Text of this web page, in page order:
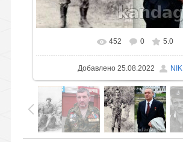
452 0 5.0
Добавлено25.08.2022